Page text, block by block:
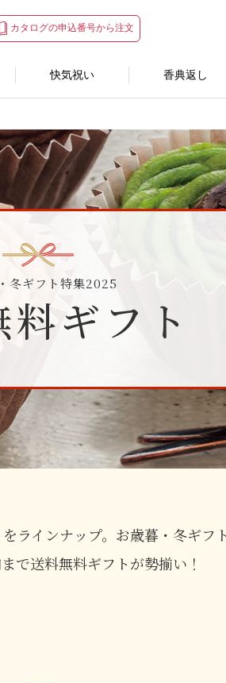
カタログの申込番号から注文
快気祝い 香典返し
冬ギフト特集2025
ギフト
インナップ。お歳暮・冬ギフ
で送料無料ギフトが勢揃い！